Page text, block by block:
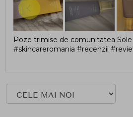
Poze trimise de comunitatea
#skincareromania #recenzii